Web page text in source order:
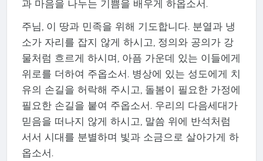
과 마음을 나누는 기쁨을 배우게 하옵소서.
주님, 이 땅과 민족을 위해 기도합니다. 분열과 냉
소가 자리를 잡지 않게 하시고, 정의와 공의가 강
물처럼 흐르게 하시며, 아픔 가운데 있는 이들에게
위로를 더하여 주옵소서. 병상에 있는 성도에게 치
유의 손길을 허락해 주시고, 돌봄이 필요한 가정에
필요한 손길을 붙여 주옵소서. 우리의 다음세대가
믿음을 떠나지 않게 하시고, 말씀 위에 반석처럼
서서 시대를 분별하며 빛과 소금으로 살아가게 하
옵소서.